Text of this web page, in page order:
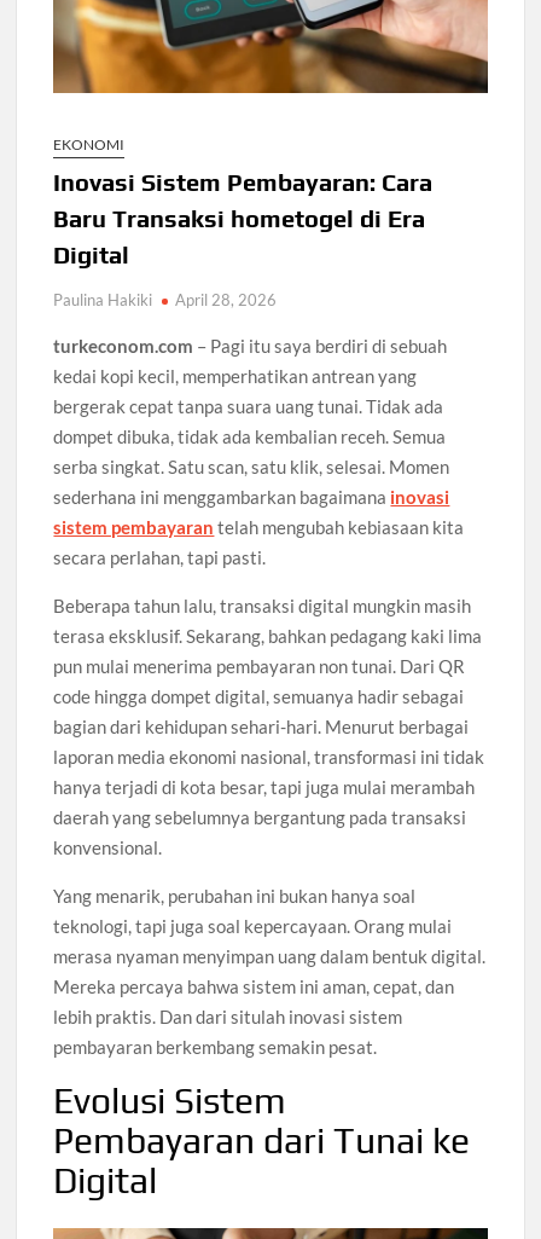
EKONOMI
Inovasi Sistem Pembayaran: Cara
Baru Transaksi hometogel di Era
Digital
Paulina Hakiki April 28, 2026
turkeconom.com – Pagi itu saya berdiri di sebuah
kedai kopi kecil, memperhatikan antrean yang
bergerak cepat tanpa suara uang tunai. Tidak ada
dompet dibuka, tidak ada kembalian receh. Semua
serba singkat. Satu scan, satu klik, selesai. Momen
sederhana ini menggambarkan bagaimana inovasi
sistem pembayaran telah mengubah kebiasaan kita
secara perlahan, tapi pasti.
Beberapa tahun lalu, transaksi digital mungkin masih
terasa eksklusif. Sekarang, bahkan pedagang kaki lima
pun mulai menerima pembayaran non tunai. Dari QR
code hingga dompet digital, semuanya hadir sebagai
bagian dari kehidupan sehari-hari. Menurut berbagai
laporan media ekonomi nasional, transformasi ini tidak
hanya terjadi di kota besar, tapi juga mulai merambah
daerah yang sebelumnya bergantung pada transaksi
konvensional.
Yang menarik, perubahan ini bukan hanya soal
teknologi, tapi juga soal kepercayaan. Orang mulai
merasa nyaman menyimpan uang dalam bentuk digital.
Mereka percaya bahwa sistem ini aman, cepat, dan
lebih praktis. Dan dari situlah inovasi sistem
pembayaran berkembang semakin pesat.
Evolusi Sistem
Pembayaran dari Tunai ke
Digital